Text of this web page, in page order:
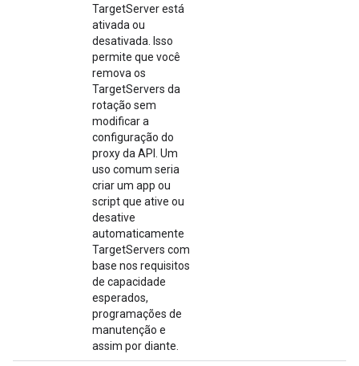
TargetServer está
ativada ou
desativada. Isso
permite que você
remova os
TargetServers da
rotação sem
modificar a
configuração do
proxy da API. Um
uso comum seria
criar um app ou
script que ative ou
desative
automaticamente
TargetServers com
base nos requisitos
de capacidade
esperados,
programações de
manutenção e
assim por diante.